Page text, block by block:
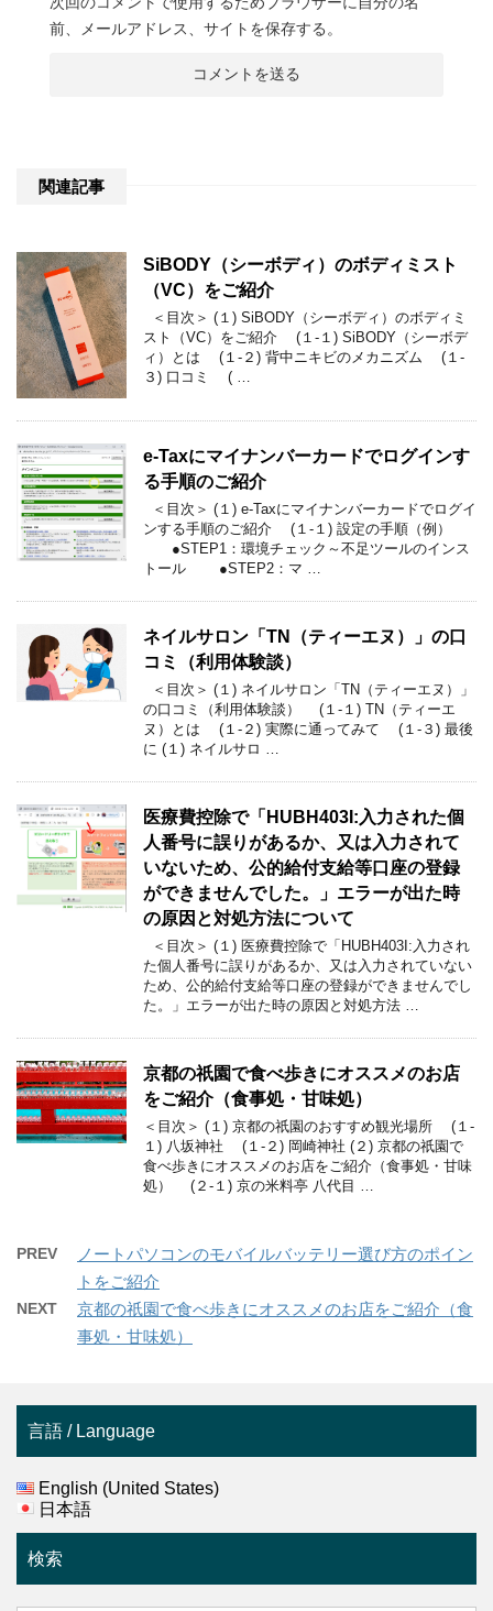
前、メールアドレス、サイトを保存する。
関連記事
SiBODY（シーボディ）のボディミスト
（VC）をご紹介
＜目次＞ (１) SiBODY（シーボディ）のボディミ
スト（VC）をご紹介 (１-１) SiBODY（シーボデ
ィ）とは (１-２) 背中ニキビのメカニズム (１-
３) 口コミ ( …
e-Taxにマイナンバーカードでログインす
る手順のご紹介
＜目次＞ (１) e-Taxにマイナンバーカードでログイ
ンする手順のご紹介 (１-１) 設定の手順（例）
●STEP1：環境チェック～不足ツールのインス
トール ●STEP2：マ …
ネイルサロン「TN（ティーエヌ）」の口
コミ（利用体験談）
＜目次＞ (１) ネイルサロン「TN（ティーエヌ）」
の口コミ（利用体験談） (１-１) TN（ティーエ
ヌ）とは (１-２) 実際に通ってみて (１-３) 最後
に (１) ネイルサロ …
医療費控除で「HUBH403I:入力された個
人番号に誤りがあるか、又は入力されて
いないため、公的給付支給等口座の登録
ができませんでした。」エラーが出た時
の原因と対処方法について
＜目次＞ (１) 医療費控除で「HUBH403I:入力され
た個人番号に誤りがあるか、又は入力されていない
ため、公的給付支給等口座の登録ができませんでし
た。」エラーが出た時の原因と対処方法 …
京都の祇園で食べ歩きにオススメのお店
をご紹介（食事処・甘味処）
＜目次＞ (１) 京都の祇園のおすすめ観光場所 (１-
１) 八坂神社 (１-２) 岡崎神社 (２) 京都の祇園で
食べ歩きにオススメのお店をご紹介（食事処・甘味
処） (２-１) 京の米料亭 八代目 …
PREV
ノートパソコンのモバイルバッテリー選び方のポイン
トをご紹介
NEXT
京都の祇園で食べ歩きにオススメのお店をご紹介（食
事処・甘味処）
言語 / Language
English (United States)
日本語
検索